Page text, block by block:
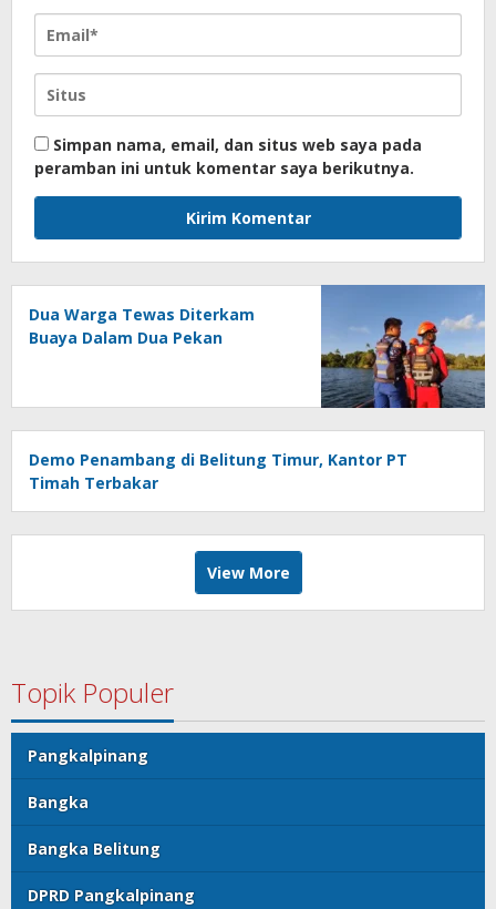
Simpan nama, email, dan situs web saya pada
peramban ini untuk komentar saya berikutnya.
Dua Warga Tewas Diterkam
Buaya Dalam Dua Pekan
Demo Penambang di Belitung Timur, Kantor PT
Timah Terbakar
View More
Topik Populer
Pangkalpinang
Bangka
Bangka Belitung
DPRD Pangkalpinang